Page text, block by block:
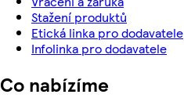
Stažení produktů
Etická linka pro dodavatele
Infolinka pro dodavatele
Co nabízíme